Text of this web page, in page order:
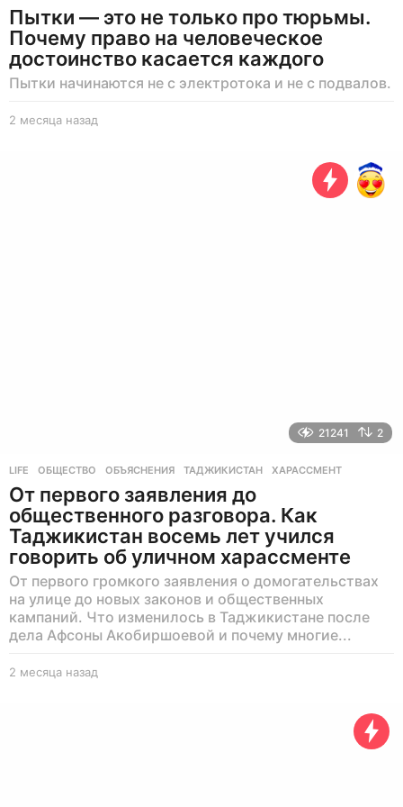
Пытки — это не только про тюрьмы.
Почему право на человеческое
достоинство касается каждого
Пытки начинаются не с электротока и не с подвалов.
2 месяца назад
21241 2
LIFE ОБЩЕСТВО ,ОБЪЯСНЕНИЯ ,ТАДЖИКИСТАН ,ХАРАССМЕНТ
От первого заявления до
общественного разговора. Как
Таджикистан восемь лет учился
говорить об уличном харассменте
От первого громкого заявления о домогательствах
на улице до новых законов и общественных
кампаний. Что изменилось в Таджикистане после
дела Афсоны Акобиршоевой и почему многие...
2 месяца назад